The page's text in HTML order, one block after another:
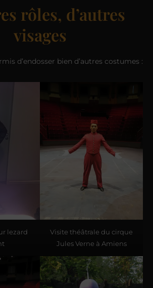
rôles, d’autres
visages
d’endosser bien d’autres costumes :
lezard
Visite théâtrale du cirque
Jules Verne à Amiens